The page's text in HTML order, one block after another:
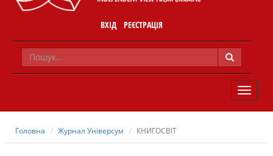
ВХІД РЕЄСТРАЦІЯ
TOGGLE
Головна Журнал Універсум КНИГОСВІТ